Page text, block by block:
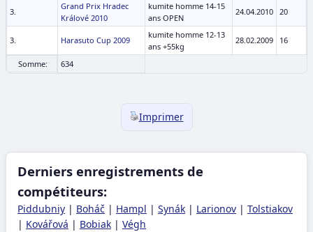
3.
Grand Prix Hradec
Králové 2010
kumite homme 14-15
ans OPEN
24.04.2010 20
3. Harasuto Cup 2009
kumite homme 12-13
ans +55kg
28.02.2009 16
Somme: 634
Imprimer
Derniers enregistrements de
compétiteurs:
Piddubniy | Boháč | Hampl | Synák | Larionov | Tolstiakov
| Kovářová | Bobiak | Végh